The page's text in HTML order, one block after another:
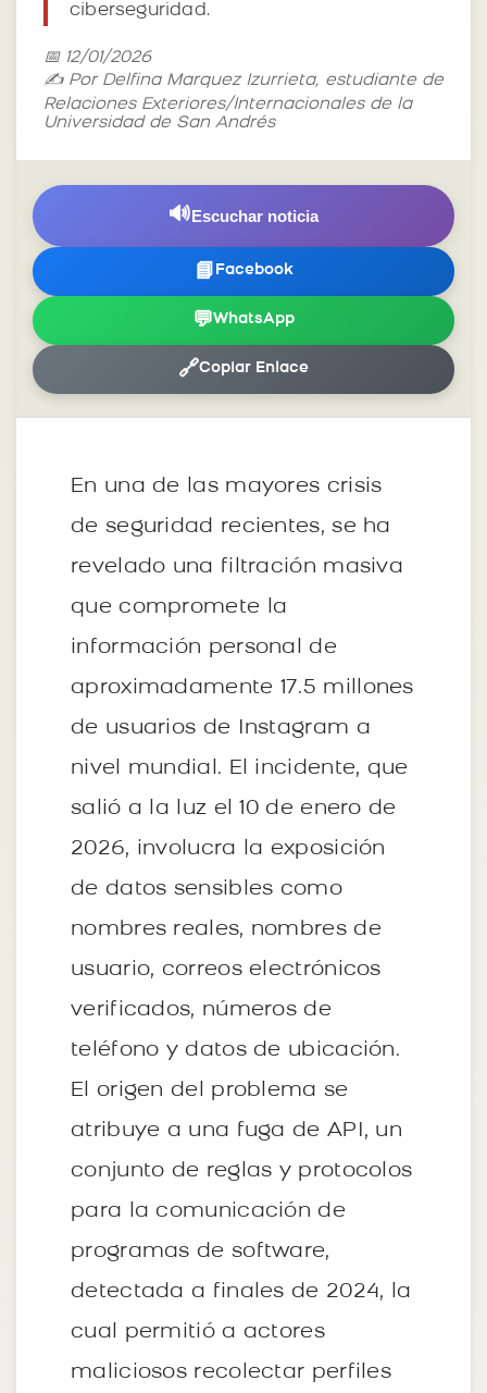
ciberseguridad.
📅 12/01/2026
✍️ Por Delfina Marquez Izurrieta, estudiante de
Relaciones Exteriores/Internacionales de la
Universidad de San Andrés
🔊Escuchar noticia
📘 Facebook
💬WhatsApp
🔗Copiar Enlace
En una de las mayores crisis
de seguridad recientes, se ha
revelado una filtración masiva
que compromete la
información personal de
aproximadamente 17.5 millones
de usuarios de Instagram a
nivel mundial. El incidente, que
salió a la luz el 10 de enero de
2026, involucra la exposición
de datos sensibles como
nombres reales, nombres de
usuario, correos electrónicos
verificados, números de
teléfono y datos de ubicación.
El origen del problema se
atribuye a una fuga de API, un
conjunto de reglas y protocolos
para la comunicación de
programas de software,
detectada a finales de 2024, la
cual permitió a actores
maliciosos recolectar perfiles